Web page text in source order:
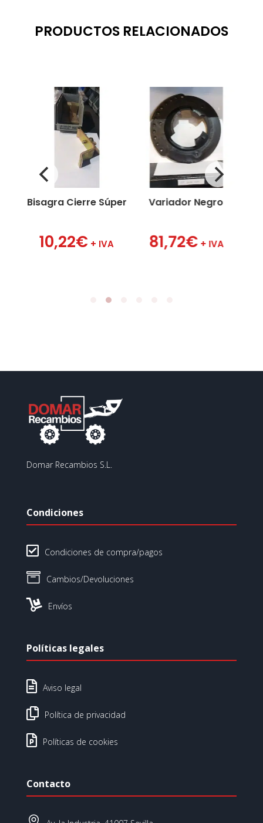
PRODUCTOS RELACIONADOS
Bisagra Cierre Súper
10,22€ + IVA
Variador Negro
81,72€ + IVA
Domar Recambios S.L.
Condiciones
 Condiciones de compra/pagos
 Cambios/Devoluciones
 Envíos
Políticas legales
 Aviso legal
 Política de privacidad
 Políticas de cookies
Contacto